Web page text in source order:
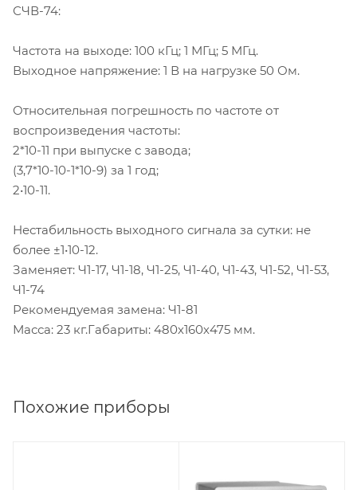
СЧВ-74:
Частота на выходе: 100 кГц; 1 МГц; 5 МГц.
Выходное напряжение: 1 В на нагрузке 50 Ом.
Относительная погрешность по частоте от
воспроизведения частоты:
2*10-11 при выпуске с завода;
(3,7*10-10-1*10-9) за 1 год;
2•10-11.
Нестабильность выходного сигнала за сутки: не
более ±1•10-12.
Заменяет: Ч1-17, Ч1-18, Ч1-25, Ч1-40, Ч1-43, Ч1-52, Ч1-53,
Ч1-74
Рекомендуемая замена: Ч1-81
Масса: 23 кг.Габариты: 480х160х475 мм.
Похожие приборы